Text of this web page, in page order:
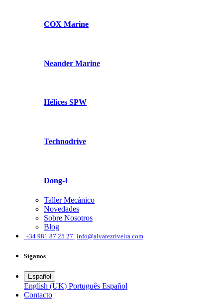
COX Marine
Neander Marine
Hélices SPW
Technodrive
Dong-I
Taller Mecánico
Novedades
Sobre Nosotros
Blog
+34 981 87 25 27 info@alvarezriveira.com
Síganos
Español
English (UK) Português Español
​Contacto